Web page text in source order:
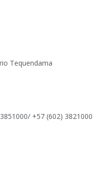
Tequendama
+57 (602) 3821000